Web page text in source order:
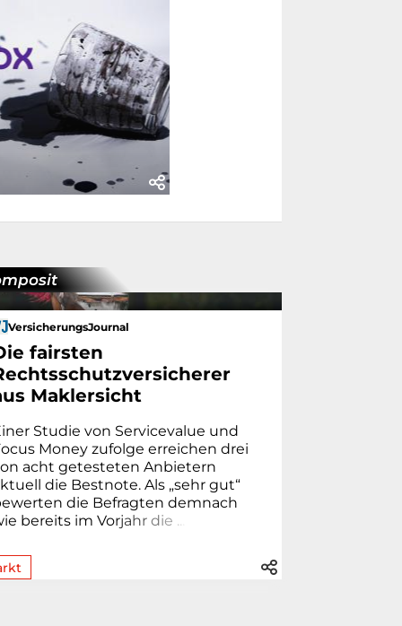
VersicherungsJournal
fairsten
Maklersicht
Studie von Servicevalue und
Money zufolge erreichen drei
acht getesteten Anbietern
die Bestnote. Als „sehr gut“
die Befragten demnach
bereits im Vorjahr die ..